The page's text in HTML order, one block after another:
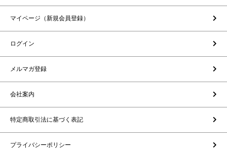
マイページ（新規会員登録）
ログイン
メルマガ登録
会社案内
特定商取引法に基づく表記
プライバシーポリシー